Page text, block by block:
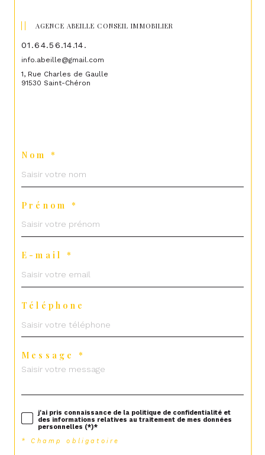
AGENCE ABEILLE CONSEIL IMMOBILIER
01.64.56.14.14.
info.abeille@gmail.com
1, Rue Charles de Gaulle
91530 Saint-Chéron
Nom *
Prénom *
E-mail *
Téléphone
Message *
j'ai pris connaissance de la politique de confidentialité et
des informations relatives au traitement de mes données
personnelles (*)*
* Champ obligatoire